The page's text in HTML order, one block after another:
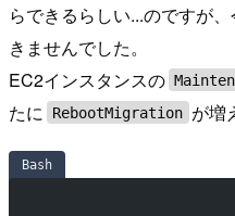
らできるらしい...のですが
きませんでした。
EC2インスタンスの
たに
RebootMigration が増
Bash